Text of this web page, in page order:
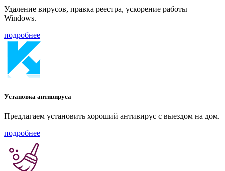
Удаление вирусов, правка реестра, ускорение работы
Windows.
подробнее
Установка антивируса
Предлагаем установить хороший антивирус с выездом на дом.
подробнее